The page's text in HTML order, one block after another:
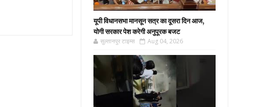
यूपी विधानसभा मानसून सत्र का दूसरा दिन आज,
योगी सरकार पेश करेगी अनुपूरक बजट
सुल्तानपुर टाइम्स Aug 04, 2026